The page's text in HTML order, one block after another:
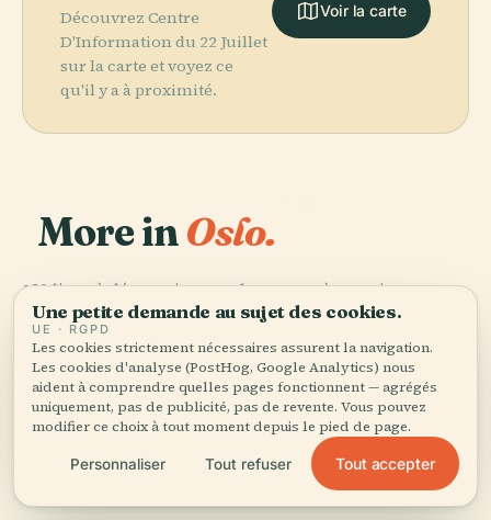
Découvrez Centre
D'Information du 22 Juillet
sur la carte et voyez ce
qu'il y a à proximité.
Voir la carte
More inOslo.
120 lieux à découvrir — quelques-uns à associer.
Grefsenkollen
et du Design de
Norvège
PLACE
Nationaltheatret
Palais Royal
D'Oslo
Tous les 120 lieux de Oslo
Une petite demande au sujet des cookies.
UE · RGPD
Les cookies strictement nécessaires assurent la navigation.
Les cookies d'analyse (PostHog, Google Analytics) nous
aident à comprendre quelles pages fonctionnent — agrégés
uniquement, pas de publicité, pas de revente. Vous pouvez
modifier ce choix à tout moment depuis le pied de page.
Personnaliser Tout refuser Tout accepter